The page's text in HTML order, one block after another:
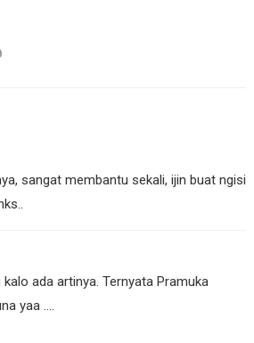
sangat membantu sekali, ijin buat ngisi
kalo ada artinya. Ternyata Pramuka
yaa ….